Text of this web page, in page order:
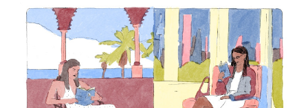
waarin ze op zoek gaat naar de persoon achter de
meesterschilderes. In dit artikel krijgen we een voorproefje
van het boek in wording.